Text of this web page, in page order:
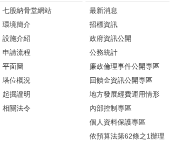
七股納骨堂網站
環境簡介
設施介紹
申請流程
平面圖
塔位概況
起掘證明
相關法令
最新消息
招標資訊
政府資訊公開
公務統計
廉政倫理事件公開專區
回饋金資訊公開專區
地方發展經費運用情形
內部控制專區
個人資料保護專區
依預算法第62條之1辦理